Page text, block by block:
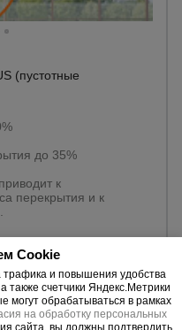
(пустотные
до 35%
к
перекрытия и к
5 ДО 10%
Да
Cookie
и повышения удобства
счетчики Яндекс.Метрики
могут обрабатываться в рамках
на обработку персональных
сайта, вы должны подтвердить